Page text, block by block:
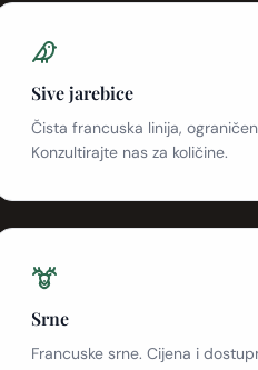
Sive jarebice
Čista francuska linija,
Konzultirajte nas za količine.
Srne
Francuske srne. Cijena i